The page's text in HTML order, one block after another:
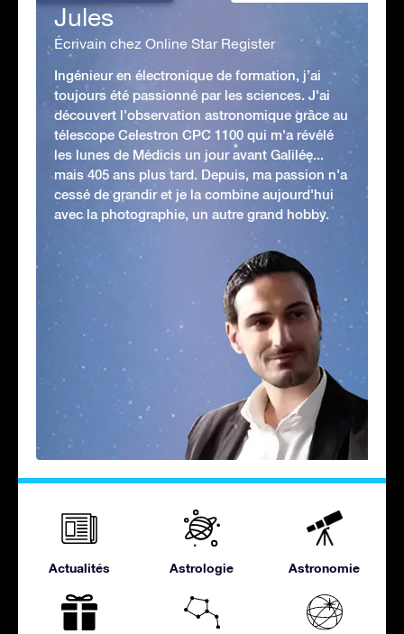
Jules
Écrivain chez Online Star Register
Ingénieur en électronique de formation, j’ai
toujours été passionné par les sciences. J'ai
découvert l'observation astronomique grâce au
télescope Celestron CPC 1100 qui m'a révélé
les lunes de Médicis un jour avant Galilée...
mais 405 ans plus tard. Depuis, ma passion n'a
cessé de grandir et je la combine aujourd'hui
avec la photographie, un autre grand hobby.
Actualités Astrologie Astronomie